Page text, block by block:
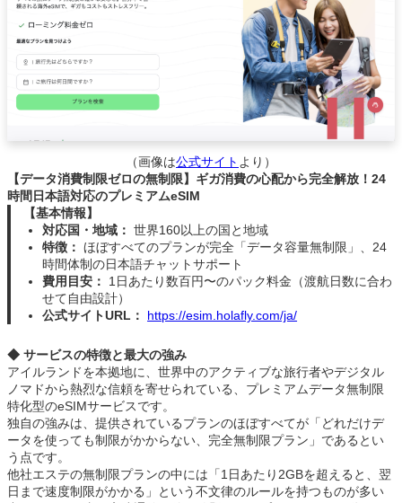
（画像は公式サイト より）
【データ消費制限ゼロの無制限】ギガ消費の心配から完全解放！24
時間日本語対応のプレミアムeSIM
【基本情報】
対応国・地域： 世界160以上の国と地域
特徴： ほぼすべてのプランが完全「データ容量無制限」、24
時間体制の日本語チャットサポート
費用目安：
1日あたり数百円〜のパック料金（渡航日数に合わ
せて自由設計）
公式サイトURL：
https://esim.holafly.com/ja/
◆ サービスの特徴と最大の強み
アイルランドを本拠地に、世界中のアクティブな旅行者やデジタル
ノマドから熱烈な信頼を寄せられている、プレミアムデータ無制限
特化型のeSIMサービスです。
独自の強みは、提供されているプランのほぼすべてが「どれだけデ
ータを使っても制限がかからない、完全無制限プラン」であるとい
う点です。
他社エステの無制限プランの中には「1日あたり2GBを超えると、翌
日まで速度制限がかかる」という不文律のルールを持つものが多い